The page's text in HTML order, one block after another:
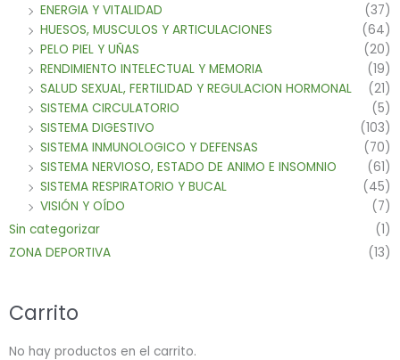
ENERGIA Y VITALIDAD
(37)
HUESOS, MUSCULOS Y ARTICULACIONES
(64)
PELO PIEL Y UÑAS
(20)
RENDIMIENTO INTELECTUAL Y MEMORIA
(19)
SALUD SEXUAL, FERTILIDAD Y REGULACION HORMONAL
(21)
SISTEMA CIRCULATORIO
(5)
SISTEMA DIGESTIVO
(103)
SISTEMA INMUNOLOGICO Y DEFENSAS
(70)
SISTEMA NERVIOSO, ESTADO DE ANIMO E INSOMNIO
(61)
SISTEMA RESPIRATORIO Y BUCAL
(45)
VISIÓN Y OÍDO
(7)
Sin categorizar
(1)
ZONA DEPORTIVA
(13)
Carrito
No hay productos en el carrito.